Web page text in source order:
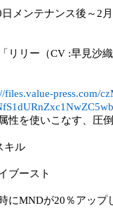
メンテナンス後～2
リリー（CV :早見沙
files.value-press.com/
性を使いこなす、圧
キル
ブースト
にMNDが20％アッ